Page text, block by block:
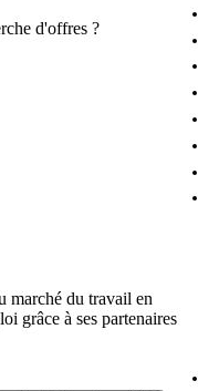
d'offres ?
marché du travail en
grâce à ses partenaires